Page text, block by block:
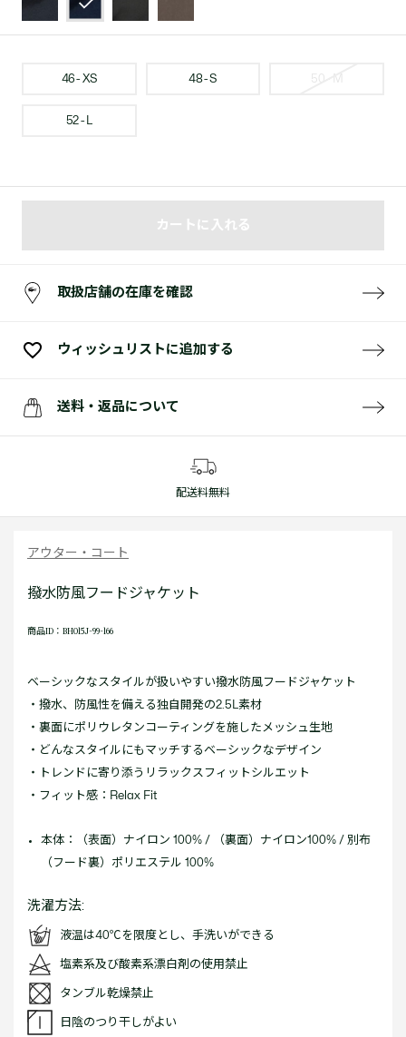
46 - XS 48 - S 50 - M
52 - L
カートに入れる
取扱店舗の在庫を確認
ウィッシュリストに追加する
送料・返品について
配送料無料
アウター・コート
撥水防風フードジャケット
商品ID：BH015J-99-166
ベーシックなスタイルが扱いやすい撥水防風フードジャケット
・撥水、防風性を備える独自開発の2.5L素材
・裏面にポリウレタンコーティングを施したメッシュ生地
・どんなスタイルにもマッチするベーシックなデザイン
・トレンドに寄り添うリラックスフィットシルエット
・フィット感：Relax Fit
本体：（表面）ナイロン 100% / （裏面）ナイロン100% / 別布
（フード裏）ポリエステル 100%
洗濯方法:
液温は40℃を限度とし、手洗いができる
塩素系及び酸素系漂白剤の使用禁止
タンブル乾燥禁止
日陰のつり干しがよい